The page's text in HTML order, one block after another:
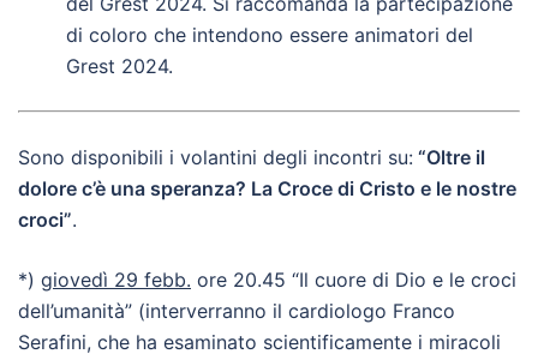
di coloro che intendono essere animatori del
Grest 2024.
Sono disponibili i volantini degli incontri su: “Oltre il
dolore c’è una speranza? La Croce di Cristo e le nostre
croci”.
*) giovedì 29 febb. ore 20.45 “Il cuore di Dio e le croci
dell’umanità” (interverranno il cardiologo Franco
Serafini, che ha esaminato scientificamente i miracoli